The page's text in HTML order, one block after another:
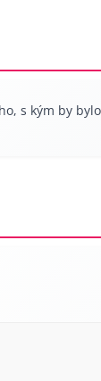
s kým by